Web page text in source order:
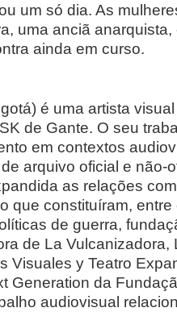
um só dia. As
uma anciã
ainda em curso.
é uma artista
de Gante. O seu
em contextos
arquivo oficial e não-
as relações
que constituíram,
de guerra,
de La Vulcanizadora,
Visuales y Teatro
Generation da
audiovisual